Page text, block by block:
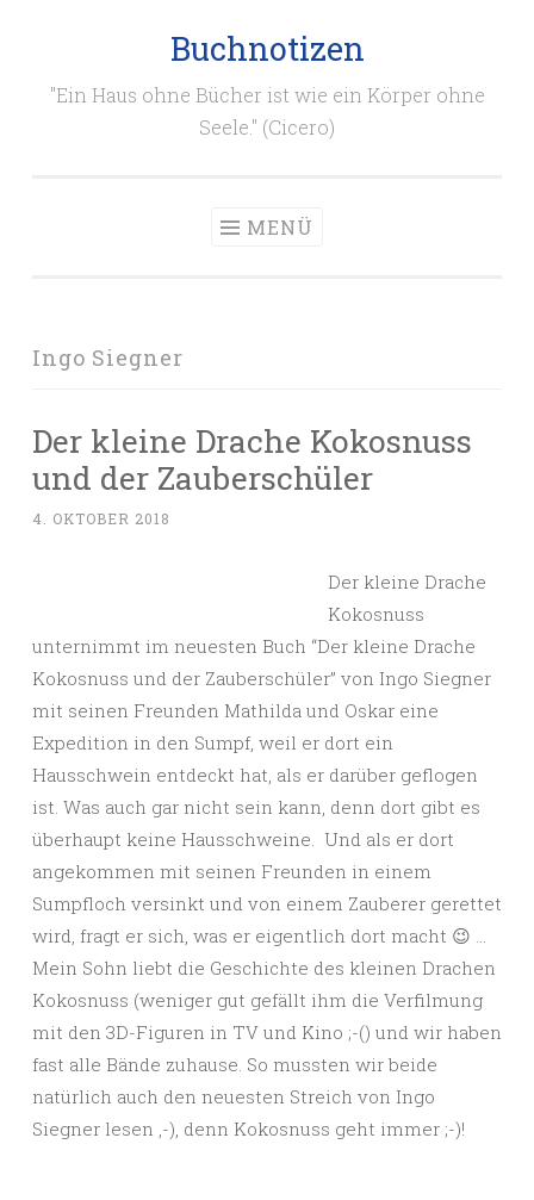
Buchnotizen
"Ein Haus ohne Bücher ist wie ein Körper ohne
Seele." (Cicero)
MENÜ
Ingo Siegner
Der kleine Drache Kokosnuss
und der Zauberschüler
4. OKTOBER 2018
Der kleine Drache
Kokosnuss
unternimmt im neuesten Buch “Der kleine Drache
Kokosnuss und der Zauberschüler” von Ingo Siegner
mit seinen Freunden Mathilda und Oskar eine
Expedition in den Sumpf, weil er dort ein
Hausschwein entdeckt hat, als er darüber geflogen
ist. Was auch gar nicht sein kann, denn dort gibt es
überhaupt keine Hausschweine. Und als er dort
angekommen mit seinen Freunden in einem
Sumpfloch versinkt und von einem Zauberer gerettet
wird, fragt er sich, was er eigentlich dort macht 😉 …
Mein Sohn liebt die Geschichte des kleinen Drachen
Kokosnuss (weniger gut gefällt ihm die Verfilmung
mit den 3D-Figuren in TV und Kino ;-() und wir haben
fast alle Bände zuhause. So mussten wir beide
natürlich auch den neuesten Streich von Ingo
Siegner lesen ,-), denn Kokosnuss geht immer ;-)!